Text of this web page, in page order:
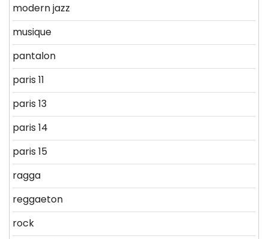
modern jazz
musique
pantalon
paris 11
paris 13
paris 14
paris 15
ragga
reggaeton
rock